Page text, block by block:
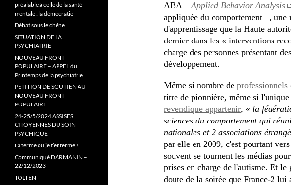
ABA –Applied Behavior Analysis
appliquée du comportement –, une
d'apprentissage que la Haute
dernier dans les « interventions
charge des personnes présentant
développement.
Même si nombre de professionnels
titre de pionnière, même si
revendique appartenir, « la
sciences du comportement qui
nationales et 2 associations
par elle en 2009, c'est pourtant
souvent se tournent les médias pour
prises en charge de l'autisme. Et le
doute de la soirée que France-2 lui
préalable à celle de la santé
mentale : la démocratie
Débat sous le chêne
SITUATION DE LA
PSYCHIATRIE
NOUVEAU FRONT
POPULAIRE – APPEL du
Printemps de la psychiatrie
PETITION DE SOUTIEN AU
NOUVEAU FRONT
POPULAIRE
24-25/5/2024 ASSISES
CITOYENNES DU SOIN
PSYCHIQUE
La ferme ou je t’enferme !
Communiqué DARMANIN –
22/12/2023
TOLTEN